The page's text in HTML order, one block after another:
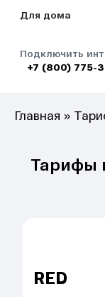
Для дома
Подключить
+7 (800) 775-
Главная »
Тарифы
RED